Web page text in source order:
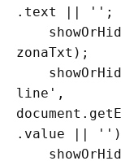
.text || '';
zonaTxt);
line',
.value ||